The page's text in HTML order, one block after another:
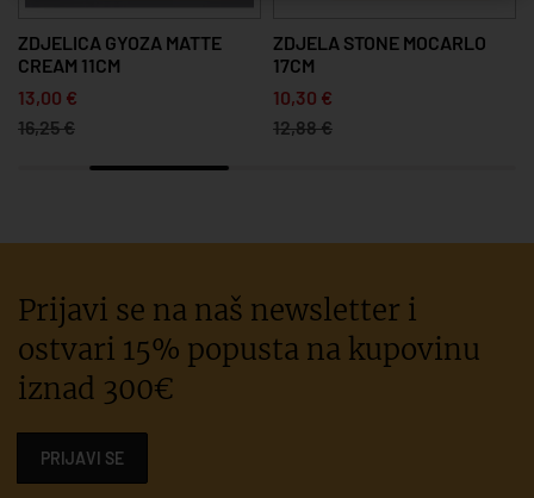
ZDJELICA GYOZA MATTE
CREAM 11CM
13,00 €
16,25 €
ZDJELA STONE MOCARLO
17CM
10,30 €
12,88 €
Prijavi se na naš newsletter i
ostvari 15% popusta na kupovinu
iznad 300€
PRIJAVI SE